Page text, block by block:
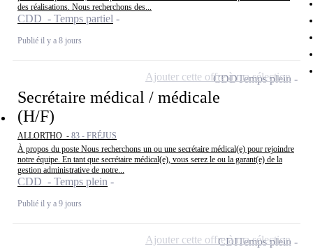
des réalisations. Nous recherchons des...
CDD - Temps partiel
Publié il y a 8 jours
Secrétaire médical / médicale
(H/F)
ALLORTHO - 83 - FRÉJUS
À propos du poste Nous recherchons un ou une secrétaire médical(e) pour rejoindre
notre équipe. En tant que secrétaire médical(e), vous serez le ou la garant(e) de la
gestion administrative de notre...
CDD - Temps plein
Publié il y a 9 jours
CDDTemps plein
Ajouter cette offre à ma sélection
CDITemps plein
Ajouter cette offre à ma sélection